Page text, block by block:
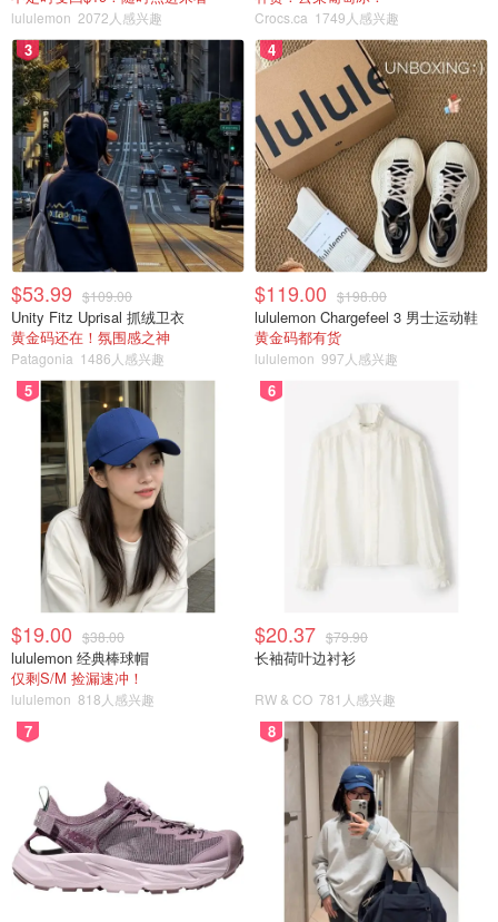
lululemon 2072人感兴趣 Crocs.ca 1749人感兴趣
3
$53.99 $109.00
Unity Fitz Uprisal 抓绒卫衣
黄金码还在！氛围感之神
Patagonia 1486人感兴趣
4
$119.00 $198.00
lululemon Chargefeel 3 男士运动鞋
黄金码都有货
lululemon 997人感兴趣
5
$19.00 $38.00
lululemon 经典棒球帽
仅剩S/M 捡漏速冲！
lululemon 818人感兴趣
6
$20.37 $79.90
长袖荷叶边衬衫
RW & CO 781人感兴趣
7 8